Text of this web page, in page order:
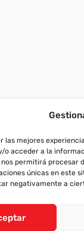
las mejores
o acceder a la
permitirá procesar
únicas en este
negativamente a